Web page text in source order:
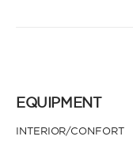
EQUIPMENT
INTERIOR/CONFORT